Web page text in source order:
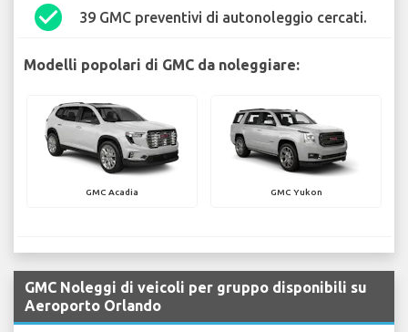
check_circle 39 GMC preventivi di autonoleggio cercati.
Modelli popolari di GMC da noleggiare:
GMC Acadia GMC Yukon
GMC Noleggi di veicoli per gruppo disponibili su
Aeroporto Orlando